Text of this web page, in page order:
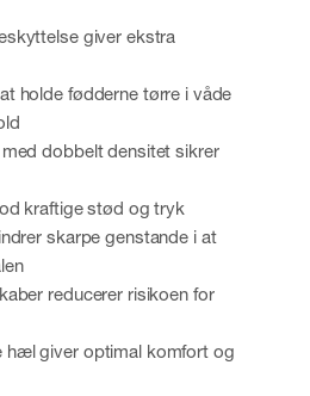
giver ekstra
holde fødderne tørre i våde
dobbelt densitet sikrer
kraftige stød og tryk
skarpe genstande i at
reducerer risikoen for
hæl giver optimal komfort og